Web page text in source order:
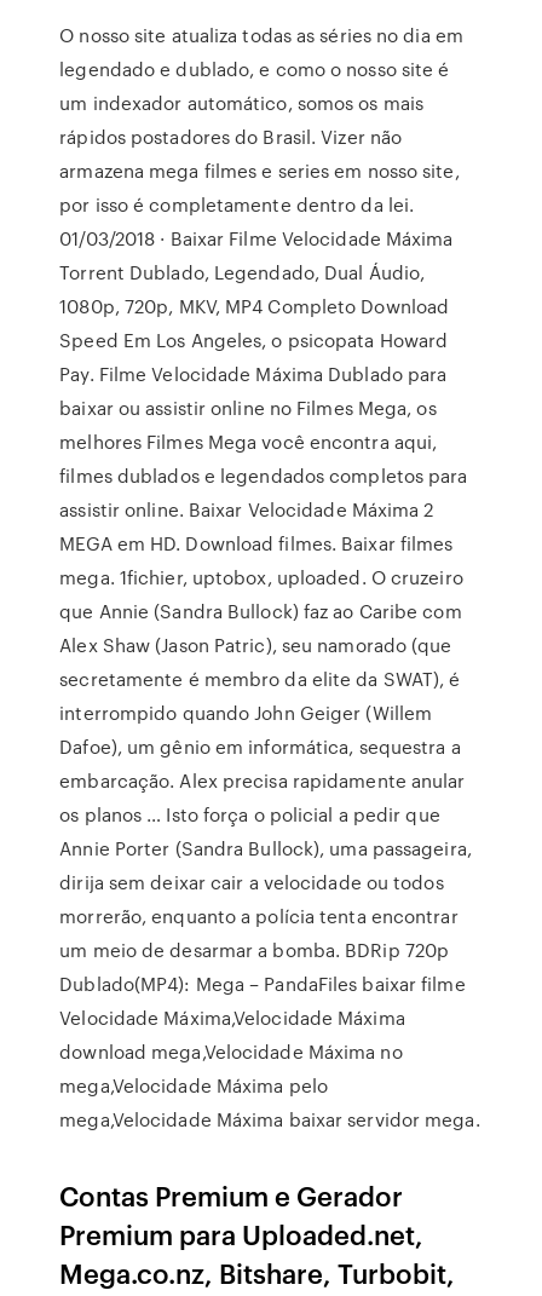
O nosso site atualiza todas as séries no dia em
legendado e dublado, e como o nosso site é
um indexador automático, somos os mais
rápidos postadores do Brasil. Vizer não
armazena mega filmes e series em nosso site,
por isso é completamente dentro da lei.
01/03/2018 · Baixar Filme Velocidade Máxima
Torrent Dublado, Legendado, Dual Áudio,
1080p, 720p, MKV, MP4 Completo Download
Speed Em Los Angeles, o psicopata Howard
Pay. Filme Velocidade Máxima Dublado para
baixar ou assistir online no Filmes Mega, os
melhores Filmes Mega você encontra aqui,
filmes dublados e legendados completos para
assistir online. Baixar Velocidade Máxima 2
MEGA em HD. Download filmes. Baixar filmes
mega. 1fichier, uptobox, uploaded. O cruzeiro
que Annie (Sandra Bullock) faz ao Caribe com
Alex Shaw (Jason Patric), seu namorado (que
secretamente é membro da elite da SWAT), é
interrompido quando John Geiger (Willem
Dafoe), um gênio em informática, sequestra a
embarcação. Alex precisa rapidamente anular
os planos … Isto força o policial a pedir que
Annie Porter (Sandra Bullock), uma passageira,
dirija sem deixar cair a velocidade ou todos
morrerão, enquanto a polícia tenta encontrar
um meio de desarmar a bomba. BDRip 720p
Dublado(MP4): Mega – PandaFiles baixar filme
Velocidade Máxima,Velocidade Máxima
download mega,Velocidade Máxima no
mega,Velocidade Máxima pelo
mega,Velocidade Máxima baixar servidor mega.
Contas Premium e Gerador
Premium para Uploaded.net,
Mega.co.nz, Bitshare, Turbobit,